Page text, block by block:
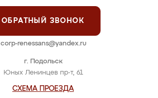
г. Подольск
Юных Ленинцев пр-т, 61
СХЕМА ПРОЕЗДА
ОБРАТНЫЙ ЗВОНОК
corp-renessans@yandex.ru